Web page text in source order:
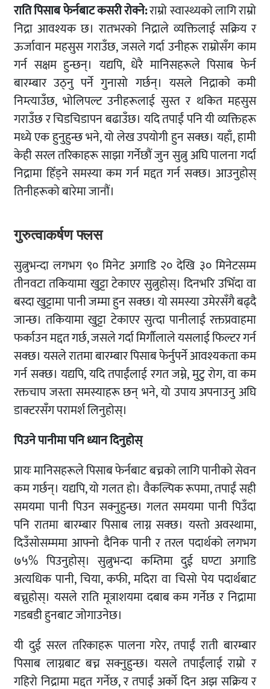
राति पिसाब फेर्नबाट कसरी रोक्ने:राम्रो स्वास्थ्यको लागि राम्रो
निद्रा आवश्यक छ। रातभरको निद्राले व्यक्तिलाई सक्रिय र
ऊर्जावान महसुस गराउँछ, जसले गर्दा उनीहरू राम्रोसँग काम
गर्न सक्षम हुन्छन्। यद्यपि, धेरै मानिसहरूले पिसाब फेर्न
बारम्बार उठ्नु पर्ने गुनासो गर्छन्। यसले निद्राको कमी
निम्त्याउँछ, भोलिपल्ट उनीहरूलाई सुस्त र थकित महसुस
गराउँछ र चिडचिडापन बढाउँछ। यदि तपाईं पनि यी व्यक्तिहरू
मध्ये एक हुनुहुन्छ भने, यो लेख उपयोगी हुन सक्छ। यहाँ, हामी
केही सरल तरिकाहरू साझा गर्नेछौं जुन सुत्नु अघि पालना गर्दा
निद्रामा हिँड्ने समस्या कम गर्न मद्दत गर्न सक्छ। आउनुहोस्
तिनीहरूको बारेमा जानौं।
गुरुत्वाकर्षण फ्लस
सुत्नुभन्दा लगभग ९० मिनेट अगाडि २० देखि ३० मिनेटसम्म
तीनवटा तकियामा खुट्टा टेकाएर सुत्नुहोस्। दिनभरि उभिँदा वा
बस्दा खुट्टामा पानी जम्मा हुन सक्छ। यो समस्या उमेरसँगै बढ्दै
जान्छ। तकियामा खुट्टा टेकाएर सुत्दा पानीलाई रक्तप्रवाहमा
फर्काउन मद्दत गर्छ, जसले गर्दा मिर्गौलाले यसलाई फिल्टर गर्न
सक्छ। यसले रातमा बारम्बार पिसाब फेर्नुपर्ने आवश्यकता कम
गर्न सक्छ। यद्यपि, यदि तपाईंलाई रगत जम्ने, मुटु रोग, वा कम
रक्तचाप जस्ता समस्याहरू छन् भने, यो उपाय अपनाउनु अघि
डाक्टरसँग परामर्श लिनुहोस्।
पिउने पानीमा पनि ध्यान दिनुहोस्
प्रायः मानिसहरूले पिसाब फेर्नबाट बच्नको लागि पानीको सेवन
कम गर्छन्। यद्यपि, यो गलत हो। वैकल्पिक रूपमा, तपाईं सही
समयमा पानी पिउन सक्नुहुन्छ। गलत समयमा पानी पिउँदा
पनि रातमा बारम्बार पिसाब लाग्न सक्छ। यस्तो अवस्थामा,
दिउँसोसम्ममा आफ्नो दैनिक पानी र तरल पदार्थको लगभग
७५% पिउनुहोस्। सुत्नुभन्दा कम्तिमा दुई घण्टा अगाडि
अत्यधिक पानी, चिया, कफी, मदिरा वा चिसो पेय पदार्थबाट
बच्नुहोस्। यसले राति मूत्राशयमा दबाब कम गर्नेछ र निद्रामा
गडबडी हुनबाट जोगाउनेछ।
यी दुई सरल तरिकाहरू पालना गरेर, तपाईं राती बारम्बार
पिसाब लाग्नबाट बच्न सक्नुहुन्छ। यसले तपाईंलाई राम्रो र
गहिरो निद्रामा मद्दत गर्नेछ, र तपाईं अर्को दिन अझ सक्रिय र